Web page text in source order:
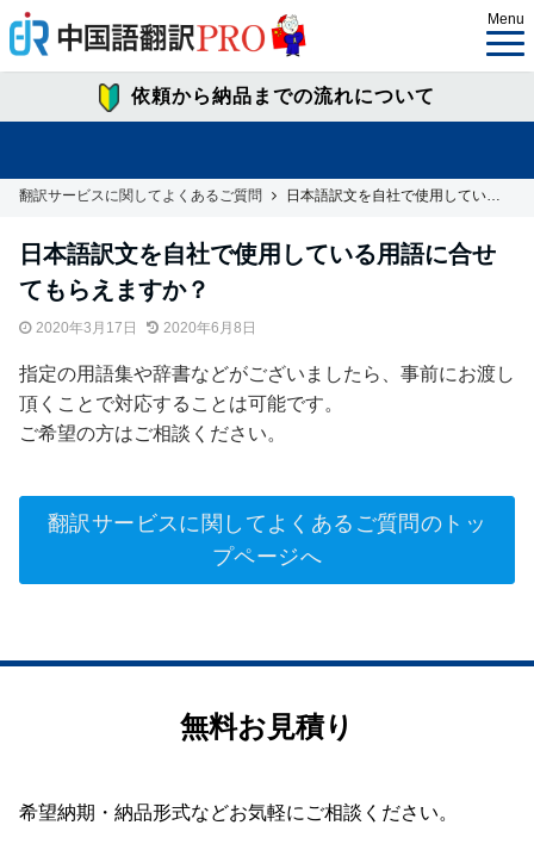
Menu
依頼から納品までの流れについて
翻訳サービスに関してよくあるご質問
日本語訳文を自社で使用している用語に合せ
てもらえますか？
2020年3月17日 2020年6月8日
指定の用語集や辞書などがございましたら、事前にお渡し
頂くことで対応することは可能です。
ご希望の方はご相談ください。
翻訳サービスに関してよくあるご質問のトッ
プページへ
無料お見積り
希望納期・納品形式などお気軽にご相談ください。